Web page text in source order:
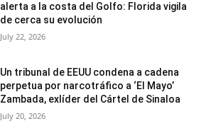
alerta a la costa del Golfo: Florida vigila
de cerca su evolución
July 22, 2026
Un tribunal de EEUU condena a cadena
perpetua por narcotráfico a ‘El Mayo’
Zambada, exlíder del Cártel de Sinaloa
July 20, 2026